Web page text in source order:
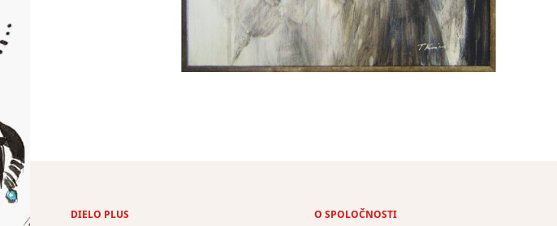
DIELO PLUS O SPOLOČNOSTI